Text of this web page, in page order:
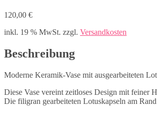
120,00 €
inkl. 19 % MwSt. zzgl. Versandkosten
Beschreibung
Moderne Keramik-Vase mit ausgearbeiteten
Diese Vase vereint zeitloses Design mit feiner
Die filigran gearbeiteten Lotuskapseln am